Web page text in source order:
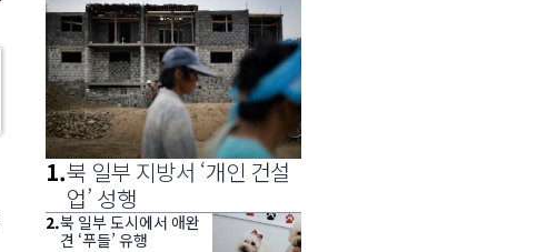
1.북 일부 지방서 ‘개인 건설
업’ 성행
2.북 일부 도시에서 애완
견 ‘푸들’ 유행